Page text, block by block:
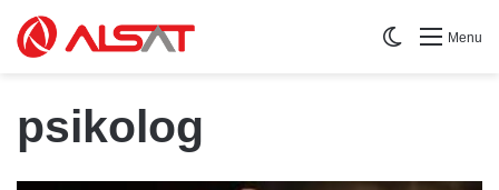
Menu
Switch skin
psikolog